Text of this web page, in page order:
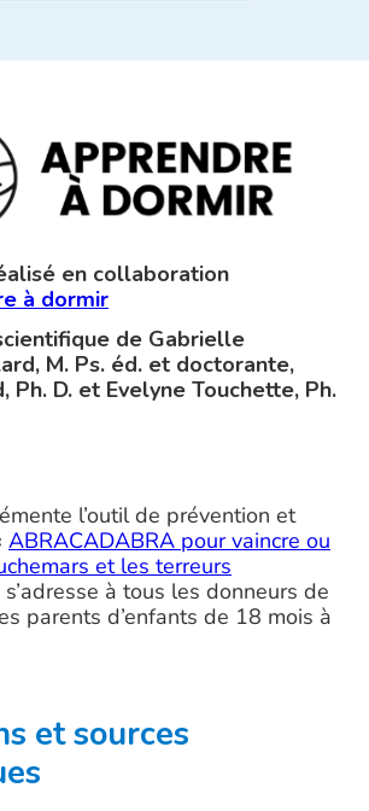
en collaboration
à dormir
de Gabrielle
M. Ps. éd. et doctorante,
Ph. D. et Evelyne Touchette, Ph.
l’outil de prévention et
ABRACADABRA pour vaincre ou
et les terreurs
s’adresse à tous les donneurs de
parents d’enfants de 18 mois à
et sources